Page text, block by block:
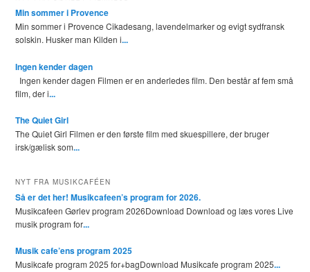
Min sommer i Provence
Min sommer i Provence Cikadesang, lavendelmarker og evigt sydfransk
solskin. Husker man Kilden i...
Ingen kender dagen
Ingen kender dagen Filmen er en anderledes film. Den består af fem små
film, der i...
The Quiet Girl
The Quiet Girl Filmen er den første film med skuespillere, der bruger
irsk/gælisk som...
NYT FRA MUSIKCAFÉEN
Så er det her! Musikcafeen’s program for 2026.
Musikcafeen Gørlev program 2026Download Download og læs vores Live
musik program for...
Musik cafe’ens program 2025
Musikcafe program 2025 for+bagDownload Musikcafe program 2025...